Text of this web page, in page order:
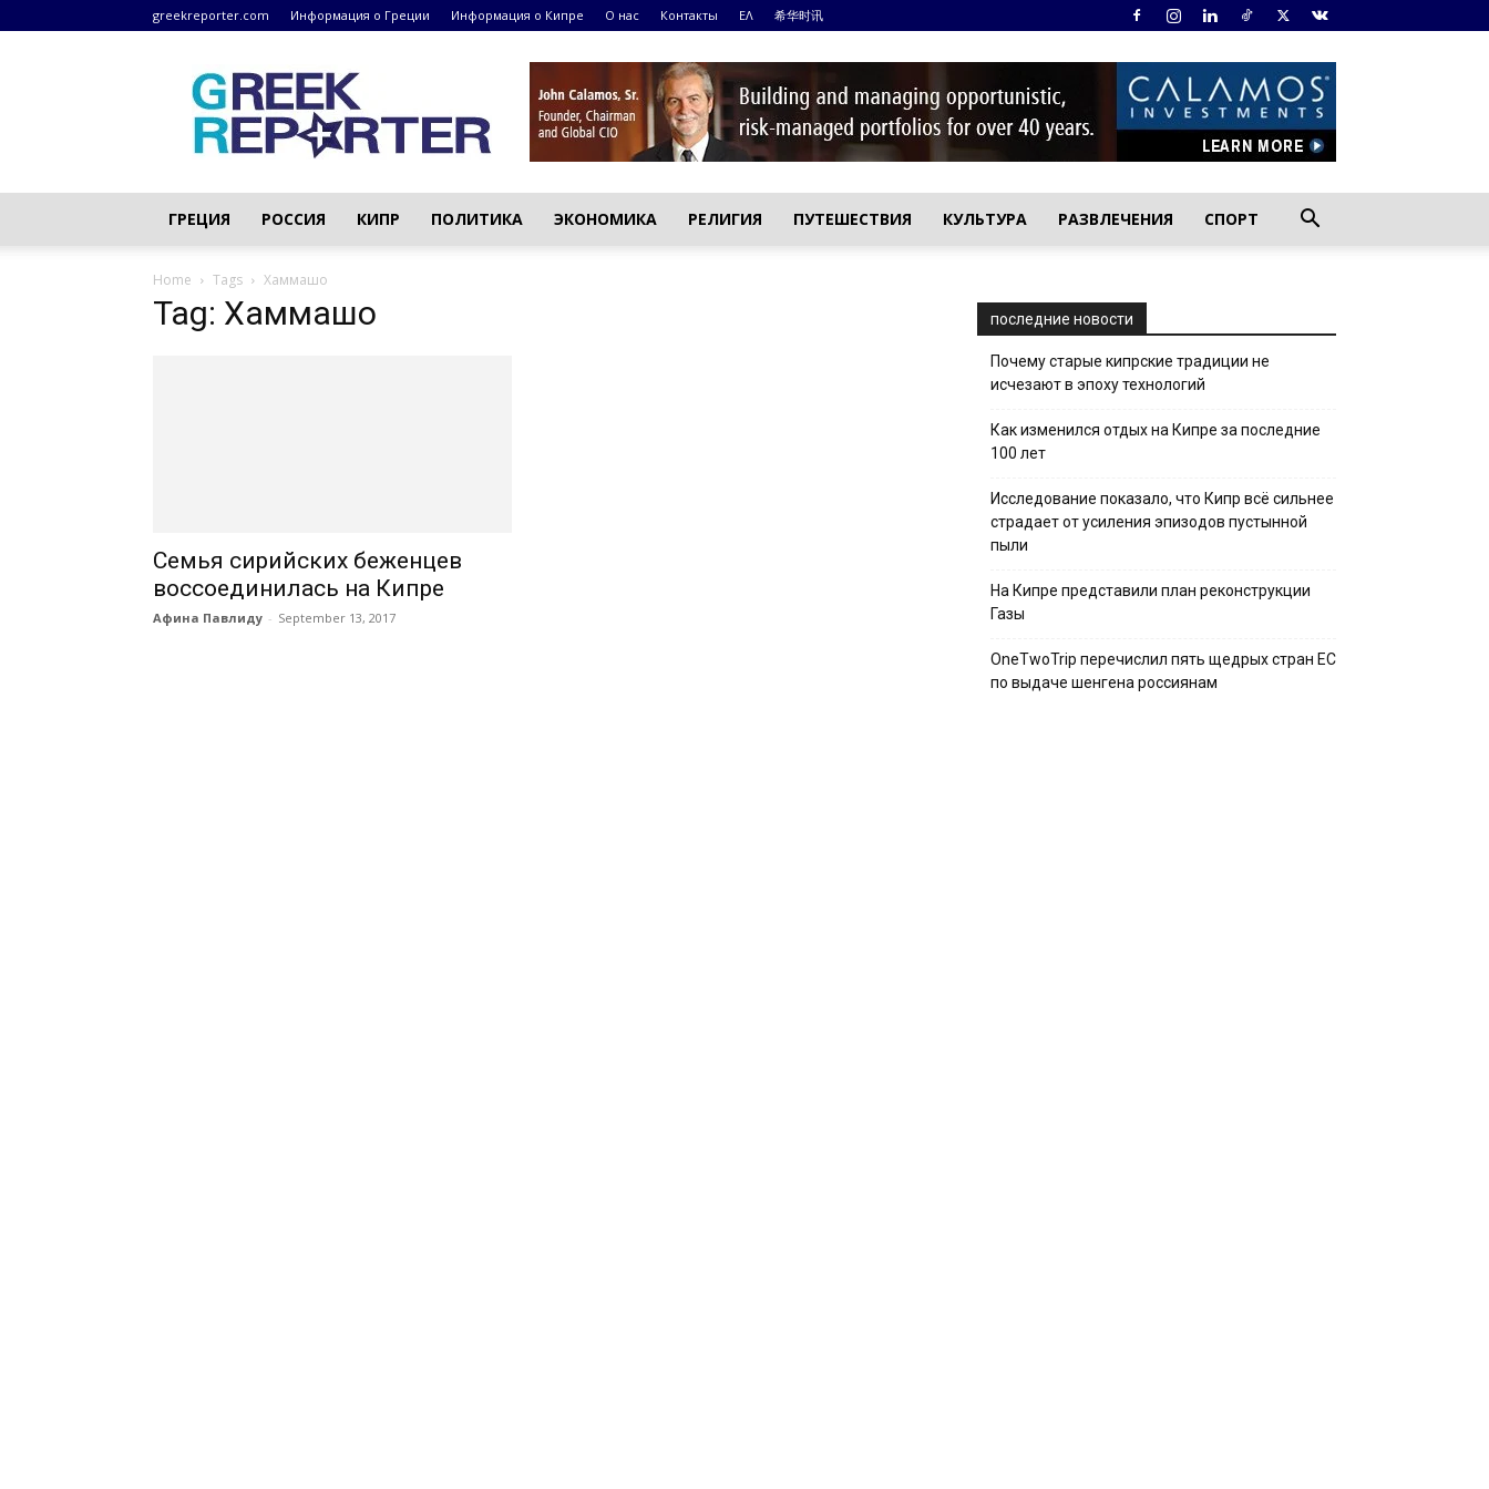
greekreporter.com Информация о Греции Информация о Кипре О нас Контакты ΕΛ 希华时讯
Греческие
новости
–
greekreporter.com
ГРЕЦИЯ РОССИЯ КИПР ПОЛИТИКА ЭКОНОМИКА РЕЛИГИЯ ПУТЕШЕСТВИЯ КУЛЬТУРА РАЗВЛЕЧЕНИЯ СПОРТ
Home Tags Хаммашо
Tag: Хаммашо
Семья сирийских беженцев
воссоединилась на Кипре
Афина Павлиду - September 13, 2017
последние новости
Почему старые кипрские традиции не
исчезают в эпоху технологий
Как изменился отдых на Кипре за последние
100 лет
Исследование показало, что Кипр всё сильнее
страдает от усиления эпизодов пустынной
пыли
На Кипре представили план реконструкции
Газы
OneTwoTrip перечислил пять щедрых стран ЕС
по выдаче шенгена россиянам